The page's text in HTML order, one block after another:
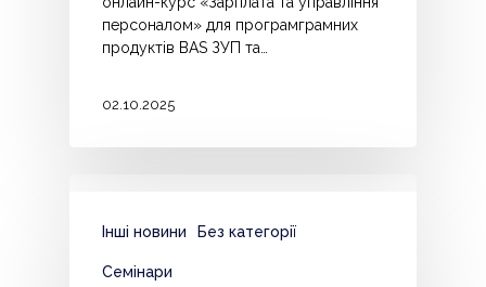
персоналом» для програмграмних
продуктів BAS ЗУП та…
02.10.2025
Інші новини Без категорії
Семінари